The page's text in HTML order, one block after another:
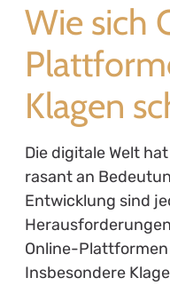
Wie sich
Klagen
Die digitale Welt
rasant an
Entwicklung sind
Online-
Insbesondere